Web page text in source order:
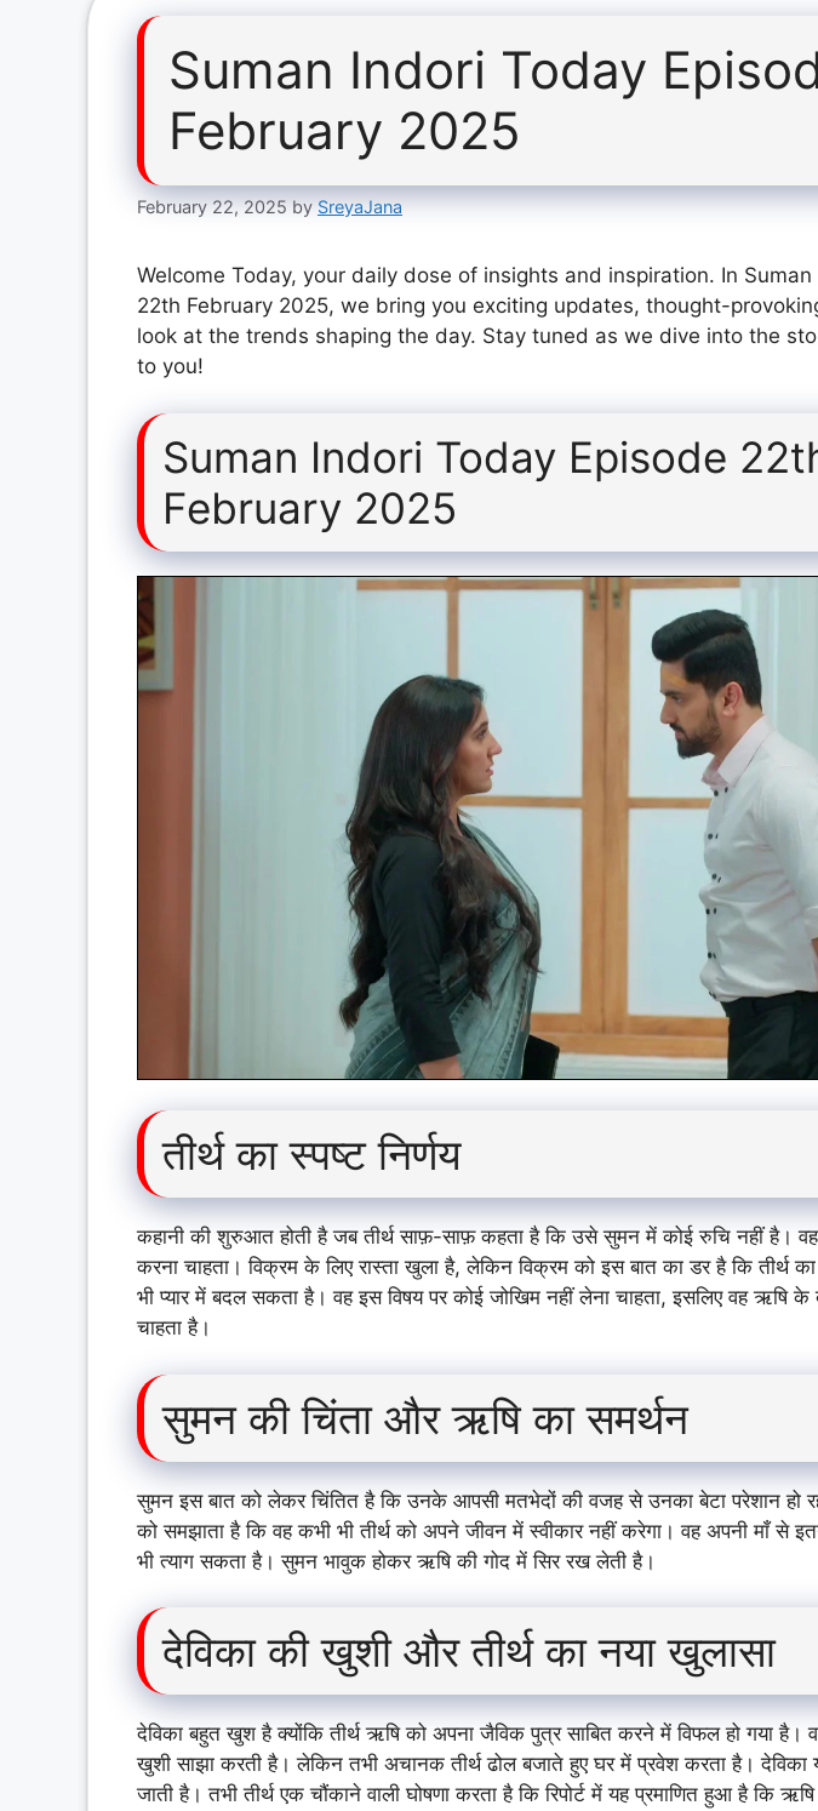
Suman Indori Today
February 2025
February 22, 2025 by SreyaJana
Welcome Today, your daily dose of insights and inspiration. In
22th February 2025, we bring you exciting updates, thought-
look at the trends shaping the day. Stay tuned as we dive into the
to you!
Suman Indori Today Episode
February 2025
तीर्थ का स्पष्ट निर्णय
कहानी की शुरुआत होती है जब तीर्थ साफ़-साफ़ कहता है कि उसे सुमन में कोई रुचि नहीं है।
करना चाहता। विक्रम के लिए रास्ता खुला है, लेकिन विक्रम को इस बात का डर है कि तीर्थ
भी प्यार में बदल सकता है। वह इस विषय पर कोई जोखिम नहीं लेना चाहता, इसलिए वह ऋषि के
चाहता है।
सुमन की चिंता और ऋषि का समर्थन
सुमन इस बात को लेकर चिंतित है कि उनके आपसी मतभेदों की वजह से उनका बेटा परेशान हो
को समझाता है कि वह कभी भी तीर्थ को अपने जीवन में स्वीकार नहीं करेगा। वह अपनी माँ से
भी त्याग सकता है। सुमन भावुक होकर ऋषि की गोद में सिर रख लेती है।
देविका की खुशी और तीर्थ का नया खुलासा
देविका बहुत खुश है क्योंकि तीर्थ ऋषि को अपना जैविक पुत्र साबित करने में विफल हो गया है।
खुशी साझा करती है। लेकिन तभी अचानक तीर्थ ढोल बजाते हुए घर में प्रवेश करता है।
जाती है। तभी तीर्थ एक चौंकाने वाली घोषणा करता है कि रिपोर्ट में यह प्रमाणित हुआ है कि